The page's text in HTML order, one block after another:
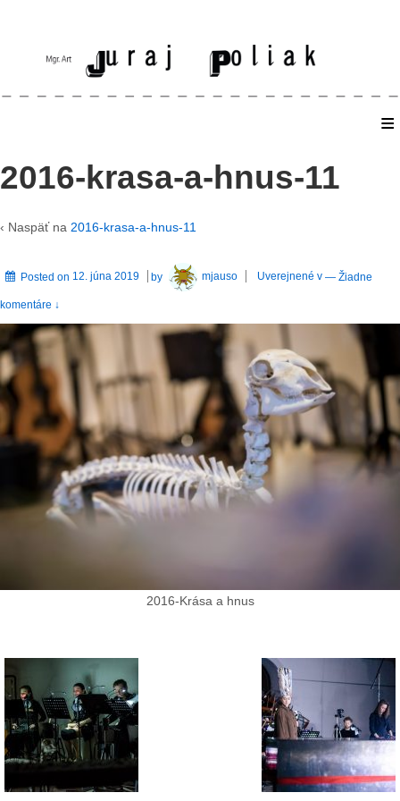
≡
2016-krasa-a-hnus-11
‹ Naspäť na 2016-krasa-a-hnus-11
Posted on 12. júna 2019 by mjauso Uverejnené v — Žiadne
komentáre ↓
2016-Krása a hnus